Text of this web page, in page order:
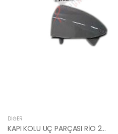
DIĞER
KAPI KOLU UÇ PARÇASI RİO 2012- SAĞ 82652-1W030-HMC